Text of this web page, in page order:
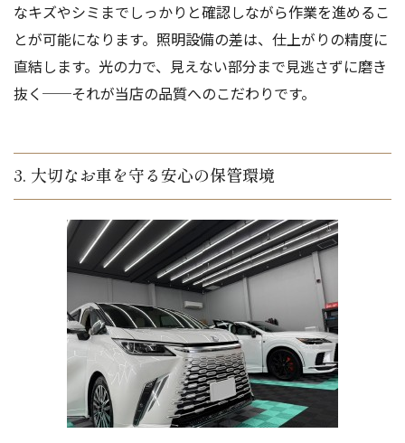
なキズやシミまでしっかりと確認しながら作業を進めるこ
とが可能になります。照明設備の差は、仕上がりの精度に
直結します。光の力で、見えない部分まで見逃さずに磨き
抜く──それが当店の品質へのこだわりです。
3. 大切なお車を守る安心の保管環境